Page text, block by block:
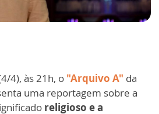
4), às 21h, o "Arquivo A" da
uma reportagem sobre a
religioso e a